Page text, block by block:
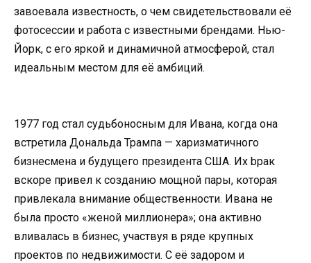
завоевала известность, о чем свидетельствовали её
фотосессии и работа с известными брендами. Нью-
Йорк, с его яркой и динамичной атмосферой, стал
идеальным местом для её амбиций.
1977 год стал судьбоносным для Ивана, когда она
встретила Дональда Трампа — харизматичного
бизнесмена и будущего президента США. Их bрак
вскоре привел к созданию мощной пары, которая
привлекала внимание общественности. Ивана не
была просто «женой миллионера»; она активно
вливалась в бизнес, участвуя в ряде крупных
проектов по недвижимости. С её задором и